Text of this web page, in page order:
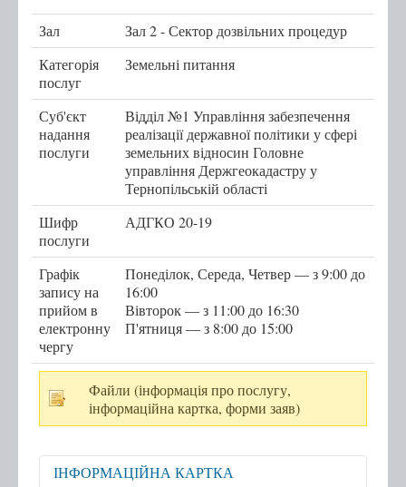
с. Чернихів
с. Кобзарівка
с. Городище
Послуги
Послуги передбачені для захисників та
захисниць
Тернопільська міська рада
Міністерство у справах ветеранів України
е-Ветеран
Послуги за категоріями
Послуги за суб'єктами надання
Перелік всіх послуг
Запис на прийом
Черга
Зал
Зал 2 - Сектор дозвільних процедур
Категорія
послуг
Земельні питання
Суб'єкт
надання
послуги
Відділ №1 Управління забезпечення
реалізації державної політики у сфері
земельних відносин Головне
управління Держгеокадастру у
Тернопільській області
Шифр
послуги
АДГКО 20-19
Графік
запису на
прийом в
електронну
чергу
Понеділок, Середа, Четвер — з 9:00 до
16:00
Вівторок — з 11:00 до 16:30
П'ятниця — з 8:00 до 15:00
Файли (інформація про послугу,
інформаційна картка, форми заяв)
ІНФОРМАЦІЙНА КАРТКА